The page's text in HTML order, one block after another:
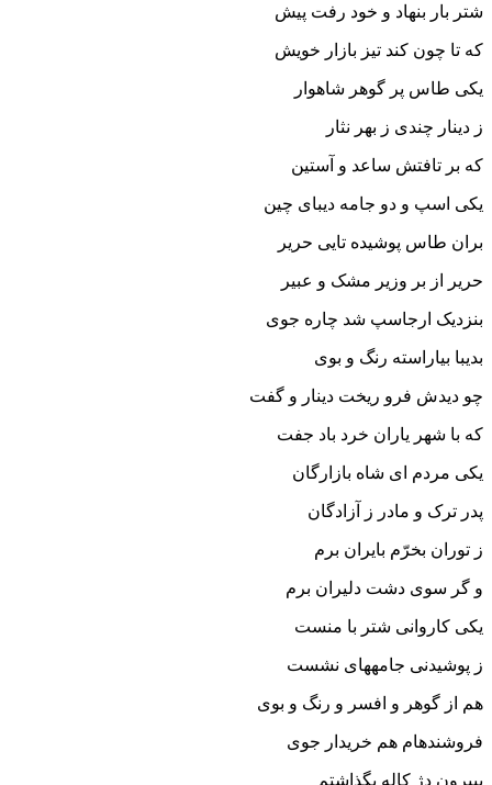
شتر بار بنهاد و خود رفت پیش
که تا چون کند تیز بازار خویش‏
یکى طاس پر گوهر شاهوار
ز دینار چندى ز بهر نثار
که بر تافتش ساعد و آستین
یکى اسپ و دو جامه دیباى چین‏
بران طاس پوشیده تایى حریر
حریر از بر وزیر مشک و عبیر
بنزدیک ارجاسپ شد چاره جوى
بدیبا بیاراسته رنگ و بوى‏
چو دیدش فرو ریخت دینار و گفت
که با شهر یاران خرد باد جفت‏
یکى مردم اى شاه بازارگان
پدر ترک و مادر ز آزادگان‏
ز توران بخرّم بایران برم
و گر سوى دشت دلیران برم‏
یکى کاروانى شتر با منست
ز پوشیدنى جامه‏هاى نشست‏
هم از گوهر و افسر و رنگ و بوى
فروشنده‏ام هم خریدار جوى‏
ببیرون دژ کاله بگذاشتم